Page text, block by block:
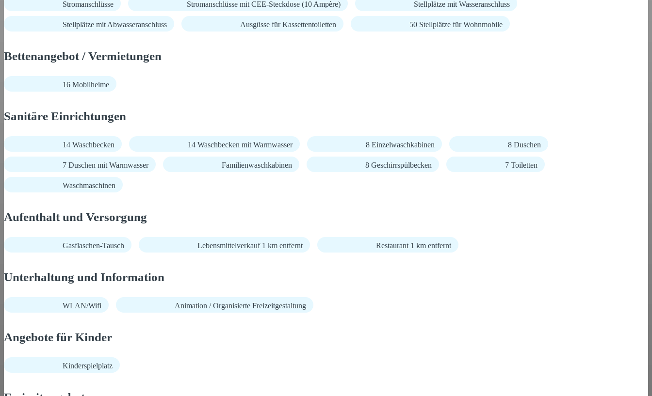
Stromanschlüsse Stromanschlüsse mit CEE-Steckdose (10 Ampère) Stellplätze mit Wasseranschluss
Stellplätze mit Abwasseranschluss Ausgüsse für Kassettentoiletten 50 Stellplätze für Wohnmobile
Bettenangebot / Vermietungen
16 Mobilheime
Sanitäre Einrichtungen
14 Waschbecken 14 Waschbecken mit Warmwasser 8 Einzelwaschkabinen 8 Duschen
7 Duschen mit Warmwasser Familienwaschkabinen 8 Geschirrspülbecken 7 Toiletten
Waschmaschinen
Aufenthalt und Versorgung
Gasflaschen-Tausch Lebensmittelverkauf 1 km entfernt Restaurant 1 km entfernt
Unterhaltung und Information
WLAN/Wifi Animation / Organisierte Freizeitgestaltung
Angebote für Kinder
Kinderspielplatz